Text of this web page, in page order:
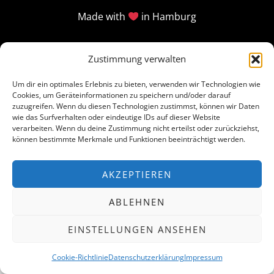
Zustimmung verwalten
Um dir ein optimales Erlebnis zu bieten, verwenden wir Technologien wie
Cookies, um Geräteinformationen zu speichern und/oder darauf
zuzugreifen. Wenn du diesen Technologien zustimmst, können wir Daten
wie das Surfverhalten oder eindeutige IDs auf dieser Website
verarbeiten. Wenn du deine Zustimmung nicht erteilst oder zurückziehst,
können bestimmte Merkmale und Funktionen beeinträchtigt werden.
AKZEPTIEREN
ABLEHNEN
EINSTELLUNGEN ANSEHEN
Cookie-RichtlinieDatenschutzerklärungImpressum
Made with in Hamburg